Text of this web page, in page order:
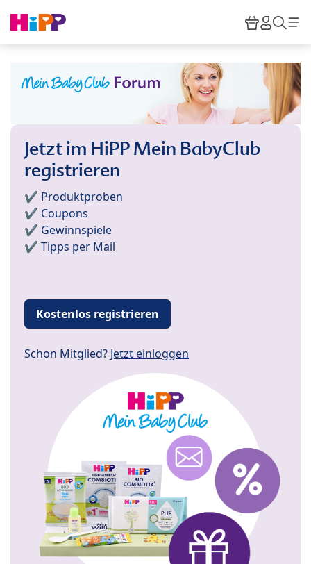
HiPP
Jetzt im HiPP Mein BabyClub
registrieren
✔️ Produktproben
✔️ Coupons
✔️ Gewinnspiele
✔️ Tipps per Mail
Kostenlos registrieren
Schon Mitglied? Jetzt einloggen